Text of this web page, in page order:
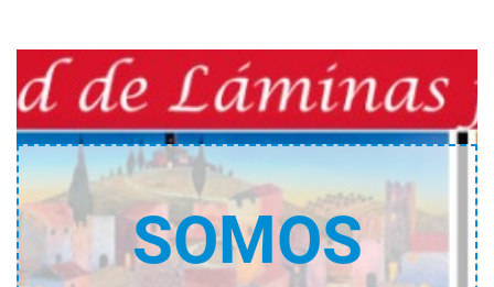
cantidad
cantidad
SOMOS